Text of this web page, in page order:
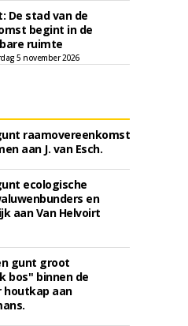
De stad van de
begint in de
ruimte
5 november 2026
raamovereenkomst
aan J. van Esch.
ecologische
en
aan Van Helvoirt
gunt groot
bos'' binnen de
houtkap aan